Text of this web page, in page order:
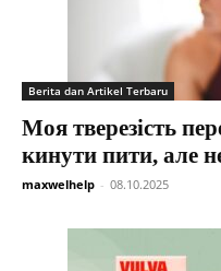
Berita dan Artikel Terbaru
Моя тверезість
кинути пити, але
maxwelhelp - 08.10.2025